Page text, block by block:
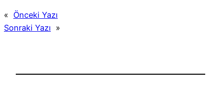
« Önceki Yazı
Sonraki Yazı »